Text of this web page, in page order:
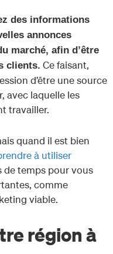
des informations
annonces
marché, afin d’être
clients. Ce faisant,
d’être une source
avec laquelle les
travailler.
quand il est bien
à utiliser
de temps pour vous
comme
viable.
région à